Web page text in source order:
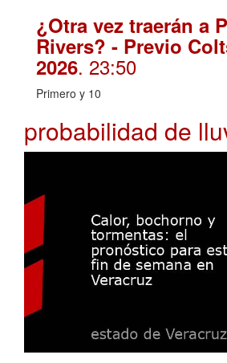
¿Otra vez traerán a
Rivers? - Previo
2026. 23:50
Primero y 10
probabilidad de